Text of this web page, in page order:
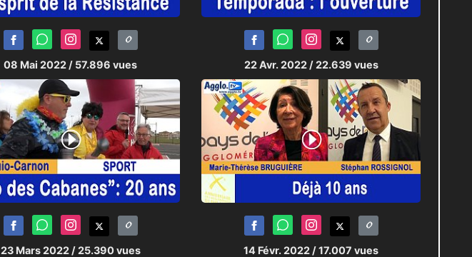
08 Mai 2022 / 57.896 vues 22 Avr. 2022 / 22.639 vues
23 Mars 2022 / 25.390 vues 14 Févr. 2022 / 17.007 vues